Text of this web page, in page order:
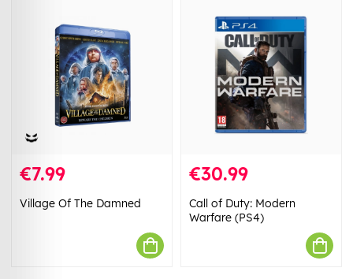
€7.99
Village Of The Damned
€30.99
Call of Duty: Modern
Warfare (PS4)